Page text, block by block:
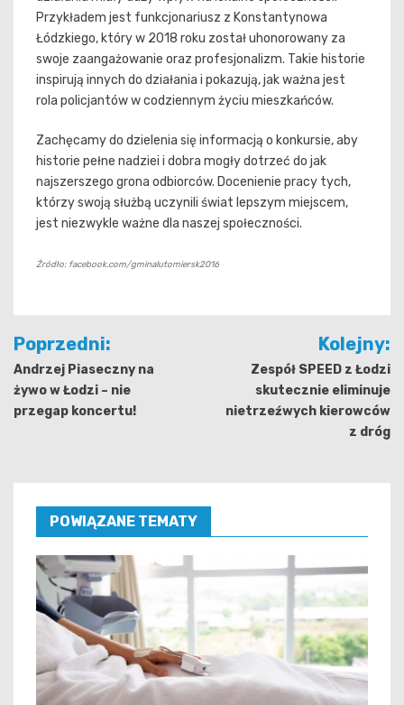
Przykładem jest funkcjonariusz z Konstantynowa
Łódzkiego, który w 2018 roku został uhonorowany za
swoje zaangażowanie oraz profesjonalizm. Takie historie
inspirują innych do działania i pokazują, jak ważna jest
rola policjantów w codziennym życiu mieszkańców.
Zachęcamy do dzielenia się informacją o konkursie, aby
historie pełne nadziei i dobra mogły dotrzeć do jak
najszerszego grona odbiorców. Docenienie pracy tych,
którzy swoją służbą uczynili świat lepszym miejscem,
jest niezwykle ważne dla naszej społeczności.
Źródło: facebook.com/gminalutomiersk2016
Nawigacja
wpisu
Poprzedni:
Andrzej Piaseczny na
żywo w Łodzi – nie
przegap koncertu!
Kolejny:
Zespół SPEED z Łodzi
skutecznie eliminuje
nietrzeźwych kierowców
z dróg
POWIĄZANE TEMATY